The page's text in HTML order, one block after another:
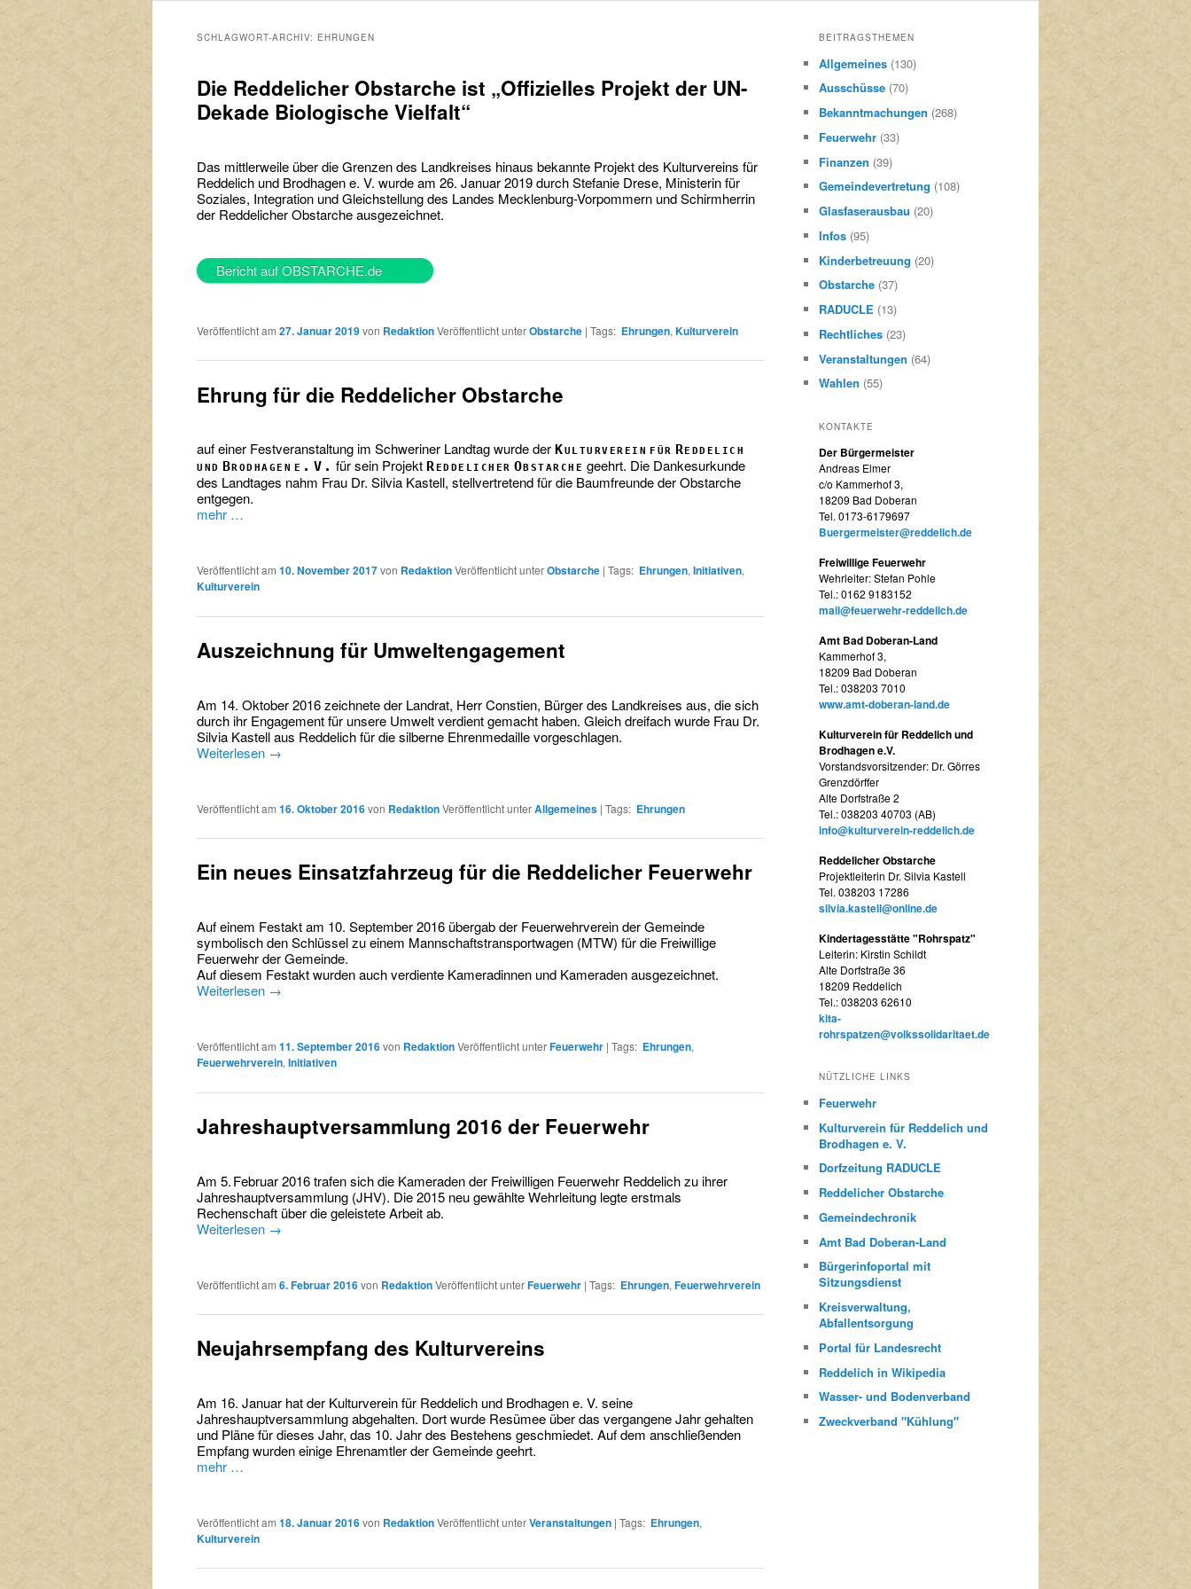
springen
springen
SCHLAGWORT-ARCHIV: EHRUNGEN
Die Reddelicher Obstarche ist „Offizielles Projekt der UN-
Dekade Biologische Vielfalt“
Das mittlerweile über die Grenzen des Landkreises hinaus bekannte Projekt des Kulturvereins für
Reddelich und Brodhagen e. V. wurde am 26. Januar 2019 durch Stefanie Drese, Ministerin für
Soziales, Integration und Gleichstellung des Landes Mecklenburg-Vorpommern und Schirmherrin
der Reddelicher Obstarche ausgezeichnet.
Bericht auf OBSTARCHE.de
Veröffentlicht am 27. Januar 2019von RedaktionVeröffentlicht unterObstarche | Tags: Ehrungen, Kulturverein
Ehrung für die Reddelicher Obstarche
auf einer Festveranstaltung im Schweriner Landtag wurde der Kulturverein für Reddelich
und Brodhagen e. V. für sein Projekt Reddelicher Obstarche geehrt. Die Dankesurkunde
des Landtages nahm Frau Dr. Silvia Kastell, stellvertretend für die Baumfreunde der Obstarche
entgegen.
mehr …
Veröffentlicht am 10. November 2017von RedaktionVeröffentlicht unterObstarche | Tags: Ehrungen, Initiativen,
Kulturverein
Auszeichnung für Umweltengagement
Am 14. Oktober 2016 zeichnete der Landrat, Herr Constien, Bürger des Landkreises aus, die sich
durch ihr Engagement für unsere Umwelt verdient gemacht haben. Gleich dreifach wurde Frau Dr.
Silvia Kastell aus Reddelich für die silberne Ehrenmedaille vorgeschlagen.
Weiterlesen →
Veröffentlicht am 16. Oktober 2016von RedaktionVeröffentlicht unterAllgemeines | Tags: Ehrungen
Ein neues Einsatzfahrzeug für die Reddelicher Feuerwehr
Auf einem Festakt am 10. September 2016 übergab der Feuerwehrverein der Gemeinde
symbolisch den Schlüssel zu einem Mannschaftstransportwagen (MTW) für die Freiwillige
Feuerwehr der Gemeinde.
Auf diesem Festakt wurden auch verdiente Kameradinnen und Kameraden ausgezeichnet.
Weiterlesen →
Veröffentlicht am 11. September 2016von RedaktionVeröffentlicht unterFeuerwehr | Tags: Ehrungen,
Feuerwehrverein, Initiativen
Jahreshauptversammlung 2016 der Feuerwehr
Am 5. Februar 2016 trafen sich die Kameraden der Freiwilligen Feuerwehr Reddelich zu ihrer
Jahreshauptversammlung (JHV). Die 2015 neu gewählte Wehrleitung legte erstmals
Rechenschaft über die geleistete Arbeit ab.
Weiterlesen →
Veröffentlicht am 6. Februar 2016von RedaktionVeröffentlicht unterFeuerwehr | Tags: Ehrungen, Feuerwehrverein
Neujahrsempfang des Kulturvereins
Am 16. Januar hat der Kulturverein für Reddelich und Brodhagen e. V. seine
Jahreshauptversammlung abgehalten. Dort wurde Resümee über das vergangene Jahr gehalten
und Pläne für dieses Jahr, das 10. Jahr des Bestehens geschmiedet. Auf dem anschließenden
Empfang wurden einige Ehrenamtler der Gemeinde geehrt.
mehr …
Veröffentlicht am 18. Januar 2016von RedaktionVeröffentlicht unterVeranstaltungen | Tags: Ehrungen,
Kulturverein
BEITRAGSTHEMEN
Allgemeines (130)
Ausschüsse (70)
Bekanntmachungen (268)
Feuerwehr (33)
Finanzen (39)
Gemeindevertretung (108)
Glasfaserausbau (20)
Infos (95)
Kinderbetreuung (20)
Obstarche (37)
RADUCLE (13)
Rechtliches (23)
Veranstaltungen (64)
Wahlen (55)
KONTAKTE
Der Bürgermeister
Andreas Elmer
c/o Kammerhof 3,
18209 Bad Doberan
Tel. 0173-6179697
Buergermeister@reddelich.de
Freiwillige Feuerwehr
Wehrleiter: Stefan Pohle
Tel.: 0162 9183152
mail@feuerwehr-reddelich.de
Amt Bad Doberan-Land
Kammerhof 3,
18209 Bad Doberan
Tel.: 038203 7010
www.amt-doberan-land.de
Kulturverein für Reddelich und
Brodhagen e.V.
Vorstandsvorsitzender: Dr. Görres
Grenzdörffer
Alte Dorfstraße 2
Tel.: 038203 40703 (AB)
info@kulturverein-reddelich.de
Reddelicher Obstarche
Projektleiterin Dr. Silvia Kastell
Tel. 038203 17286
silvia.kastell@online.de
Kindertagesstätte "Rohrspatz"
Leiterin: Kirstin Schildt
Alte Dorfstraße 36
18209 Reddelich
Tel.: 038203 62610
kita-
rohrspatzen@volkssolidaritaet.de
NÜTZLICHE LINKS
Feuerwehr
Kulturverein für Reddelich und
Brodhagen e. V.
Dorfzeitung RADUCLE
Reddelicher Obstarche
Gemeindechronik
Amt Bad Doberan-Land
Bürgerinfoportal mit
Sitzungsdienst
Kreisverwaltung,
Abfallentsorgung
Portal für Landesrecht
Reddelich in Wikipedia
Wasser- und Bodenverband
Zweckverband "Kühlung"